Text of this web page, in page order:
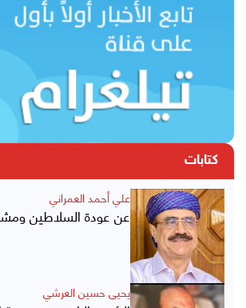
كتابات
علي أحمد العمراني
عن عودة السلاطين
يحيى حسين العرشي